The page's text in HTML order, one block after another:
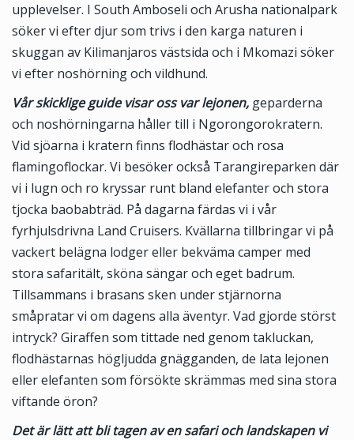
upplevelser. I South Amboseli och Arusha nationalpark
söker vi efter djur som trivs i den karga naturen i
skuggan av Kilimanjaros västsida och i Mkomazi söker
vi efter noshörning och vildhund.
Vår skicklige guide visar oss var lejonen, geparderna
och noshörningarna håller till i Ngorongorokratern.
Vid sjöarna i kratern finns flodhästar och rosa
flamingoflockar. Vi besöker också Tarangireparken där
vi i lugn och ro kryssar runt bland elefanter och stora
tjocka baobabträd. På dagarna färdas vi i vår
fyrhjulsdrivna Land Cruisers. Kvällarna tillbringar vi på
vackert belägna lodger eller bekväma camper med
stora safaritält, sköna sängar och eget badrum.
Tillsammans i brasans sken under stjärnorna
småpratar vi om dagens alla äventyr. Vad gjorde störst
intryck? Giraffen som tittade ned genom takluckan,
flodhästarnas högljudda gnägganden, de lata lejonen
eller elefanten som försökte skrämmas med sina stora
viftande öron?
Det är lätt att bli tagen av en safari och landskapen vi